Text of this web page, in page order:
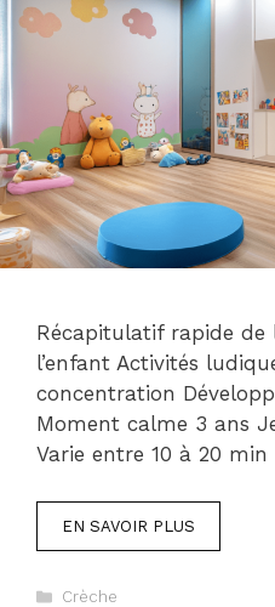
Récapitulatif rapide de
l’enfant Activités
concentration
Moment calme 3 ans
Varie entre 10 à 20 min
EN SAVOIR PLUS
Catégories
Crèche